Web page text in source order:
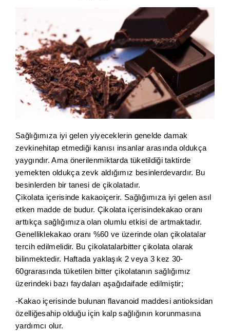
Sağlığımıza iyi gelen yiyeceklerin genelde damak
zevkinehitap etmediği kanısı insanlar arasında oldukça
yaygındır. Ama önerilenmiktarda tüketildiği taktirde
yemekten oldukça zevk aldığımız besinlerdevardır. Bu
besinlerden bir tanesi de çikolatadır.
Çikolata içerisinde kakaoiçerir. Sağlığımıza iyi gelen asıl
etken madde de budur. Çikolata içerisindekakao oranı
arttıkça sağlığımıza olan olumlu etkisi de artmaktadır.
Genelliklekakao oranı %60 ve üzerinde olan çikolatalar
tercih edilmelidir. Bu çikolatalarbitter çikolata olarak
bilinmektedir. Haftada yaklaşık 2 veya 3 kez 30-
60grarasında tüketilen bitter çikolatanın sağlığımız
üzerindeki bazı faydaları aşağıdaifade edilmiştir;
-Kakao içerisinde bulunan flavanoid maddesi antioksidan
özelliğesahip olduğu için kalp sağlığının korunmasına
yardımcı olur.